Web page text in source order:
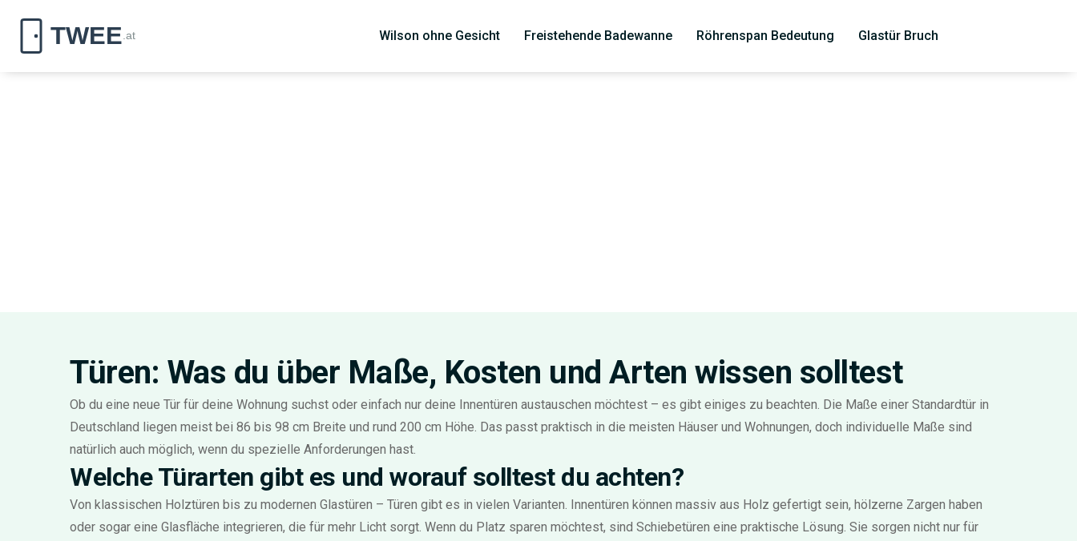
Wilson ohne Gesicht Freistehende Badewanne Röhrenspan Bedeutung Glastür Bruch
Türen: Was du über Maße, Kosten und Arten wissen solltest
Ob du eine neue Tür für deine Wohnung suchst oder einfach nur deine Innentüren austauschen möchtest – es gibt einiges zu beachten. Die Maße einer Standardtür in
Deutschland liegen meist bei 86 bis 98 cm Breite und rund 200 cm Höhe. Das passt praktisch in die meisten Häuser und Wohnungen, doch individuelle Maße sind
natürlich auch möglich, wenn du spezielle Anforderungen hast.
Welche Türarten gibt es und worauf solltest du achten?
Von klassischen Holztüren bis zu modernen Glastüren – Türen gibt es in vielen Varianten. Innentüren können massiv aus Holz gefertigt sein, hölzerne Zargen haben
oder sogar eine Glasfläche integrieren, die für mehr Licht sorgt. Wenn du Platz sparen möchtest, sind Schiebetüren eine praktische Lösung. Sie sorgen nicht nur für